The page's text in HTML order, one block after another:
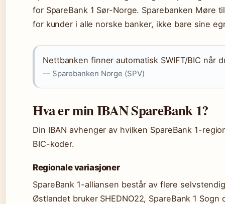
for SpareBank 1 Sør-Norge. Sparebanken Møre
for kunder i alle norske banker, ikke bare sine
Nettbanken finner automatisk SWIFT/BIC når
— Sparebanken Norge (SPV)
Hva er min IBAN SpareBank 1?
Din IBAN avhenger av hvilken SpareBank 1-
BIC-koder.
Regionale variasjoner
SpareBank 1-alliansen består av flere
Østlandet bruker SHEDNO22, SpareBank 1 Sogn